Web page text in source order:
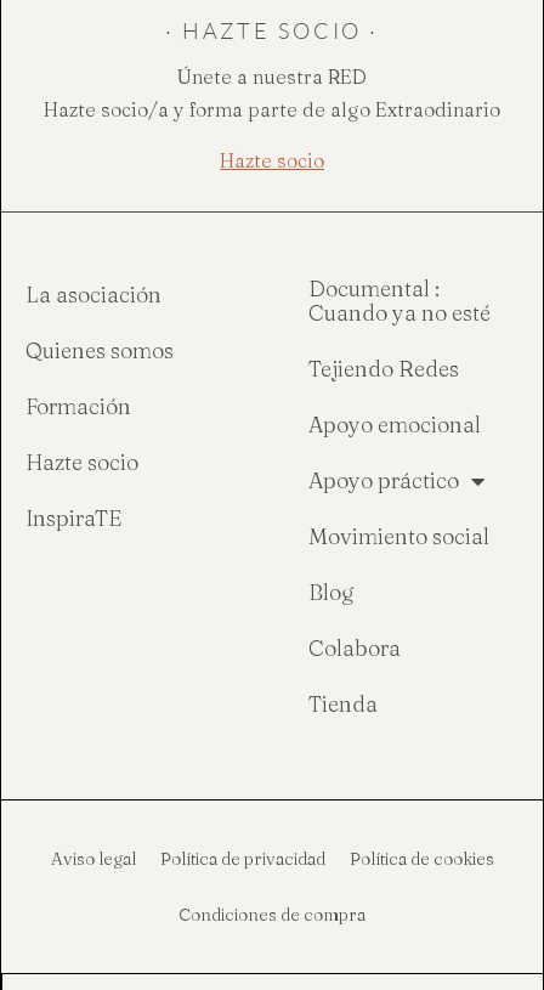
· HAZTE SOCIO ·
Únete a nuestra RED
Hazte socio/a y forma parte de algo Extraodinario
Hazte socio
La asociación
Quienes somos
Formación
Hazte socio
InspiraTE
Documental :
Cuando ya no esté
Tejiendo Redes
Apoyo emocional
Apoyo práctico
Movimiento social
Blog
Colabora
Tienda
Aviso legal Política de privacidad Política de cookies
Condiciones de compra